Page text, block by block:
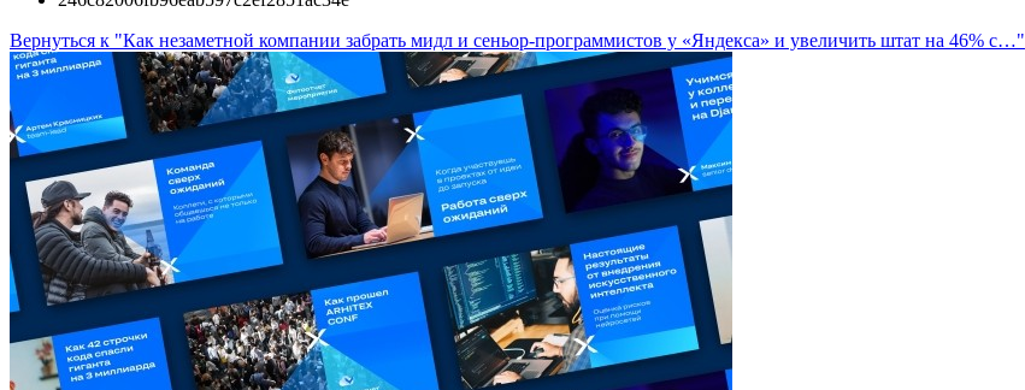
Вернуться к "Как незаметной компании забрать мидл и сеньор-программистов у «Яндекса» и увеличить штат на 46% с…"